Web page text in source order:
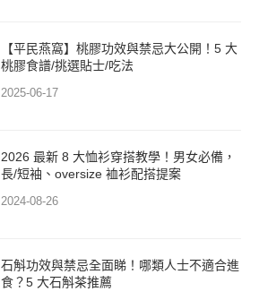
【平民燕窩】桃膠功效與禁忌大公開！5 大
桃膠食譜/挑選貼士/吃法
2025-06-17
2026 最新 8 大恤衫穿搭教學！男女必備，
長/短袖、oversize 裇衫配搭提案
2024-08-26
石斛功效與禁忌全面睇！哪類人士不適合進
食？5 大石斛茶推薦